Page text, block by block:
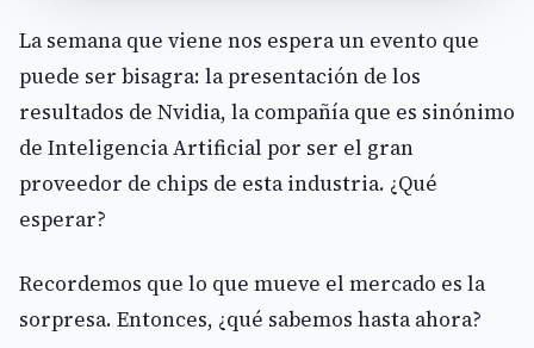
La semana que viene nos espera un evento que
puede ser bisagra: la presentación de los
resultados de Nvidia, la compañía que es sinónimo
de Inteligencia Artificial por ser el gran
proveedor de chips de esta industria. ¿Qué
esperar?
Recordemos que lo que mueve el mercado es la
sorpresa. Entonces, ¿qué sabemos hasta ahora?